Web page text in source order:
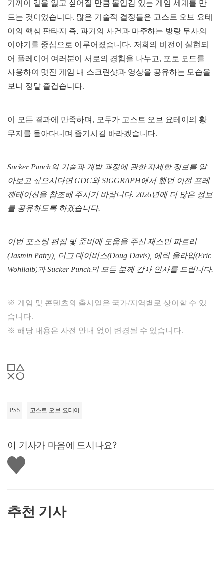
기꺼이 길을 잃고 싶어질 만큼 몰입감 있는 게임 세계를 만
드는 것이었습니다. 많은 기술적 결정들은 고스트 오브 요테
이의 핵심 판타지 즉, 과거의 사건과 마주하는 방랑 무사의
이야기를 중심으로 이루어졌습니다. 저희의 비전이 실현되
어 플레이어 여러분이 서로의 경험을 나누고, 포토 모드를
사용하여 멋진 게임 내 스크린샷과 영상을 공유하는 모습을
보니 정말 즐겁습니다.
이 모든 결과에 만족하며, 모두가 고스트 오브 요테이의 황
무지를 돌아다니며 즐기시길 바라겠습니다.
Sucker Punch의 기술과 개발 과정에 관한 자세한 정보를 알
아보고 싶으시다면 GDC와 SIGGRAPH에서 했던 이전 프레
젠테이션을 참조해 주시기 바랍니다. 2026년에 더 많은 정보
를 공유하도록 하겠습니다.
이번 포스팅 편집 및 준비에 도움을 주신 재스민 파트리
(Jasmin Patry), 더그 데이비스(Doug Davis), 에릭 울라입(Eric
Wohllaib)과 Sucker Punch의 모든 분께 감사 인사를 드립니다.
※ 게임 및 콘텐츠의 출시일은 국가/지역별로 상이할 수 있
습니다.
※ 해당 내용은 사전 안내 없이 변경될 수 있습니다.
PS5 고스트 오브 요테이
이 기사가 마음에 드시나요?
좋
아
추천 기사